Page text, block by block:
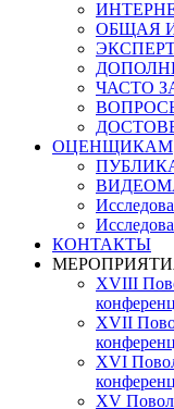
ОБЩАЯ
ЧАСТО
ОЦЕНЩИКАМ
КОНТАКТЫ
XVIII
XVII
XVI
ХV